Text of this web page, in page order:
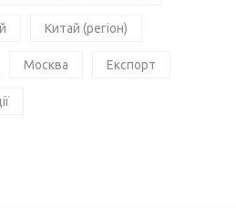
Китай (регіон)
Москва Експорт